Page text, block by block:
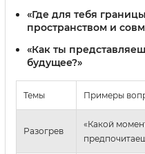
«Где для тебя
пространством и
«Как ты
будущее?»
Темы Примеры
Разогрев
«Какой